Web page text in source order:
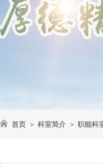
首页 科室简介 职能科